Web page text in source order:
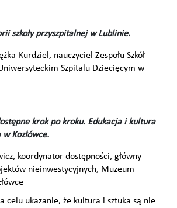
szkoły przyszpitalnej w Lublinie.
Kurdziel, nauczyciel Zespołu Szkół
Szpitalu Dziecięcym w
krok po kroku. Edukacja i kultura
w Kozłówce.
koordynator dostępności, główny
nieinwestycyjnych, Muzeum
celu ukazanie, że kultura i sztuka są nie